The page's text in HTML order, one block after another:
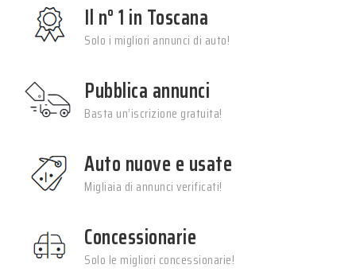
Il n° 1 in Toscana
Solo i migliori annunci di auto!
Pubblica annunci
Basta un’iscrizione gratuita!
Auto nuove e usate
Migliaia di annunci verificati!
Concessionarie
Solo le migliori concessionarie!